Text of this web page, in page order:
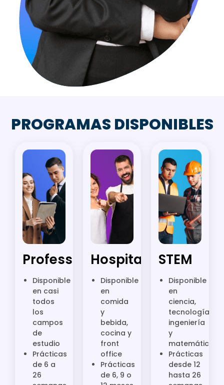
PROGRAMAS DISPONIBLES
Professional
Disponible
en casi
todos
los
campos
de
estudio
Prácticas
de 6 a
26
Hospitality
Disponible
en
comida
y
bebida,
cocina y
front
office
Prácticas
de 6, 9 o
STEM
Disponible
en
ciencia,
tecnología,
ingeniería
y
matemáticas
Prácticas
desde 12
hasta 26